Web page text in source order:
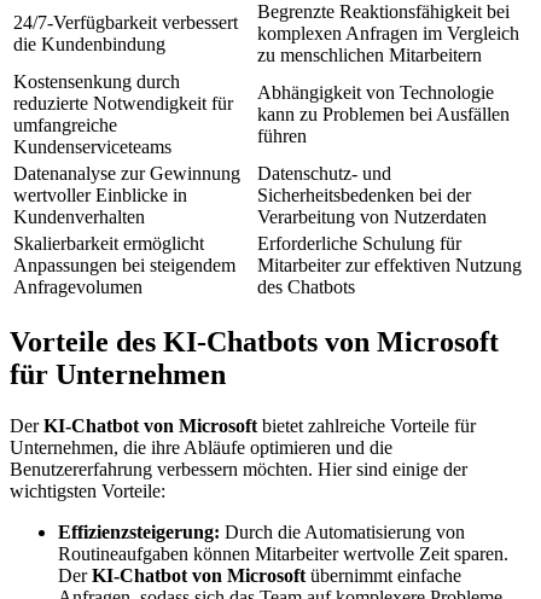
24/7-Verfügbarkeit verbessert
die Kundenbindung
Begrenzte Reaktionsfähigkeit bei
komplexen Anfragen im Vergleich
zu menschlichen Mitarbeitern
Kostensenkung durch
reduzierte Notwendigkeit für
umfangreiche
Kundenserviceteams
Abhängigkeit von Technologie
kann zu Problemen bei Ausfällen
führen
Datenanalyse zur Gewinnung
wertvoller Einblicke in
Kundenverhalten
Datenschutz- und
Sicherheitsbedenken bei der
Verarbeitung von Nutzerdaten
Skalierbarkeit ermöglicht
Anpassungen bei steigendem
Anfragevolumen
Erforderliche Schulung für
Mitarbeiter zur effektiven Nutzung
des Chatbots
Vorteile des KI-Chatbots von Microsoft
für Unternehmen
DerKI-Chatbot von Microsoft bietet zahlreiche Vorteile für
Unternehmen, die ihre Abläufe optimieren und die
Benutzererfahrung verbessern möchten. Hier sind einige der
wichtigsten Vorteile:
Effizienzsteigerung: Durch die Automatisierung von
Routineaufgaben können Mitarbeiter wertvolle Zeit sparen.
DerKI-Chatbot von Microsoft übernimmt einfache